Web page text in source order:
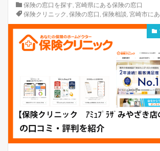
保険の窓口を探す, 宮崎県にある保険の窓口
保険クリニック, 保険の窓口, 保険相談, 宮崎市に